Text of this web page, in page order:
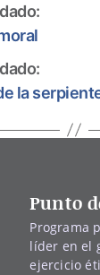
la
Punto
Programa
líder en el
ejercicio